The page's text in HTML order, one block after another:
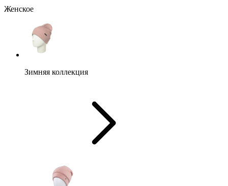
Женское
Зимняя коллекция